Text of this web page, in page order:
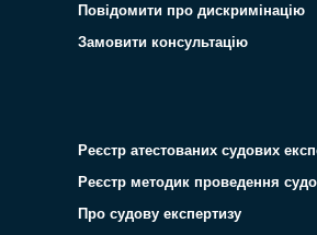
Повідомити про дискримінацію
Замовити консультацію
Реєстр атестованих судових
Реєстр методик проведення
Про судову експертизу